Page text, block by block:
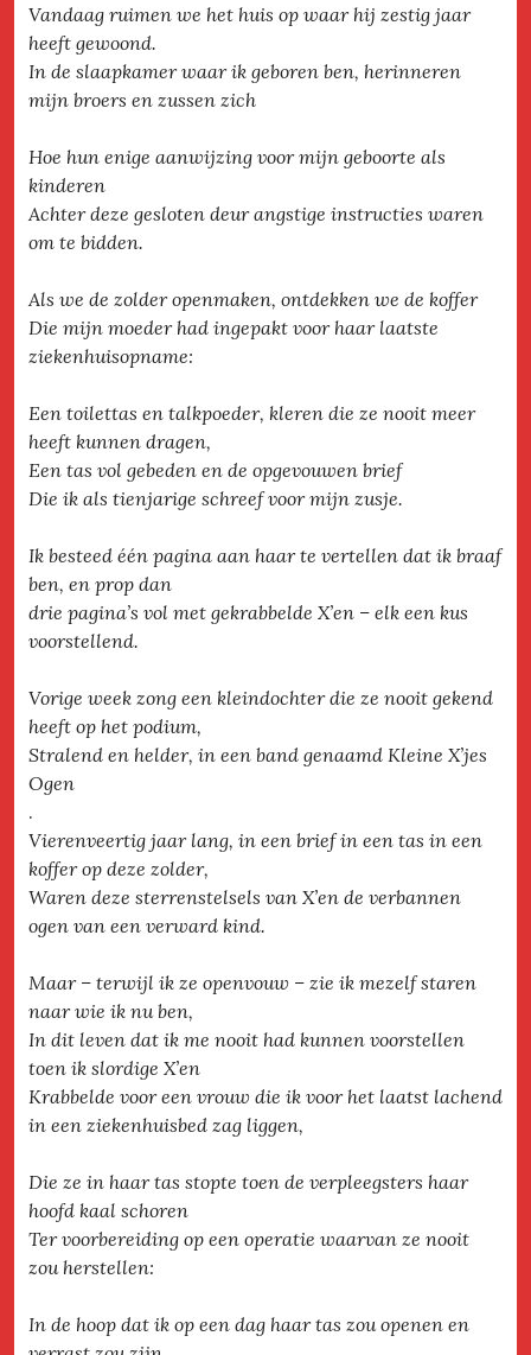
Vandaag ruimen we het huis op waar hij zestig jaar
heeft gewoond.
In de slaapkamer waar ik geboren ben, herinneren
mijn broers en zussen zich
Hoe hun enige aanwijzing voor mijn geboorte als
kinderen
Achter deze gesloten deur angstige instructies waren
om te bidden.
Als we de zolder openmaken, ontdekken we de koffer
Die mijn moeder had ingepakt voor haar laatste
ziekenhuisopname:
Een toilettas en talkpoeder, kleren die ze nooit meer
heeft kunnen dragen,
Een tas vol gebeden en de opgevouwen brief
Die ik als tienjarige schreef voor mijn zusje.
Ik besteed één pagina aan haar te vertellen dat ik braaf
ben, en prop dan
drie pagina’s vol met gekrabbelde X’en – elk een kus
voorstellend.
Vorige week zong een kleindochter die ze nooit gekend
heeft op het podium,
Stralend en helder, in een band genaamd Kleine X’jes
Ogen
.
Vierenveertig jaar lang, in een brief in een tas in een
koffer op deze zolder,
Waren deze sterrenstelsels van X’en de verbannen
ogen van een verward kind.
Maar – terwijl ik ze openvouw – zie ik mezelf staren
naar wie ik nu ben,
In dit leven dat ik me nooit had kunnen voorstellen
toen ik slordige X’en
Krabbelde voor een vrouw die ik voor het laatst lachend
in een ziekenhuisbed zag liggen,
Die ze in haar tas stopte toen de verpleegsters haar
hoofd kaal schoren
Ter voorbereiding op een operatie waarvan ze nooit
zou herstellen:
In de hoop dat ik op een dag haar tas zou openen en